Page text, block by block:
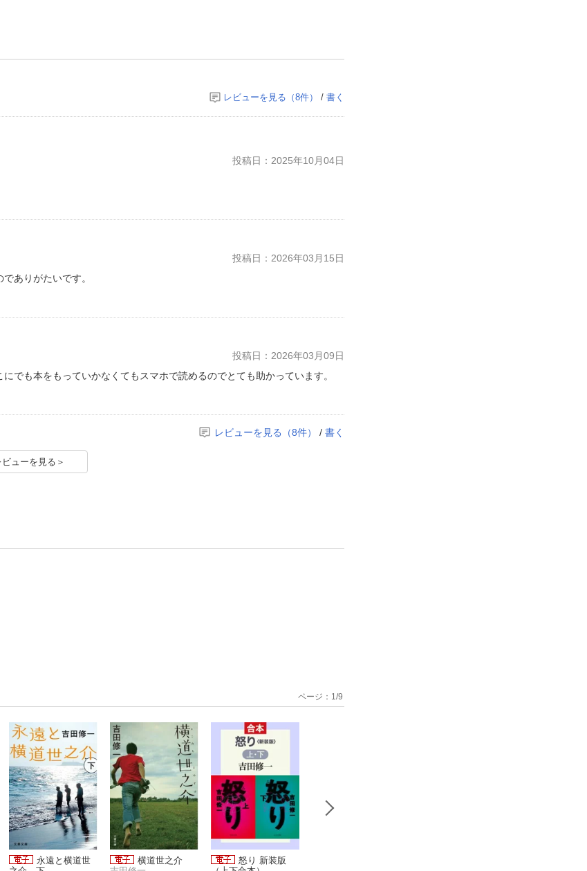
レビューを見る（8件） / 書く
投稿日：2025年10月04日
投稿日：2026年03月15日
ありがたいです。
投稿日：2026年03月09日
でも本をもっていかなくてもスマホで読めるのでとても助かっています。
レビューを見る（8件） / 書く
ューを見る＞
永遠と横道世
横道世之介
怒り 新装版
ページ： 1/9